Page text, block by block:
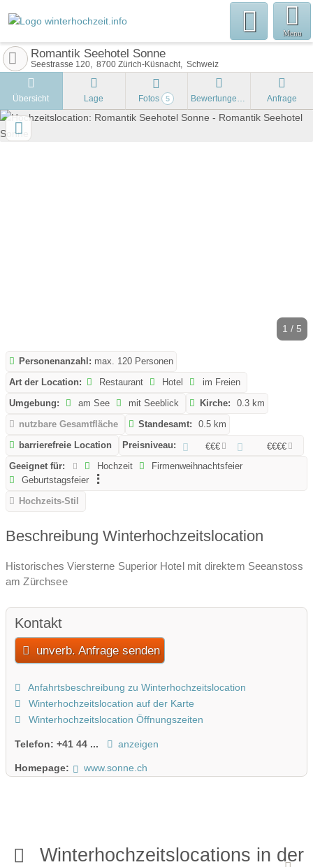
Menu
Romantik Seehotel Sonne
Seestrasse 120 8700 Zürich-Küsnacht Schweiz
Übersicht Lage Fotos 5 Bewertungen Anfrage
1 / 5
Personenanzahl: max. 120 Personen
Art der Location:
Restaurant Hotel
im Freien
Umgebung:
am See mit Seeblick Kirche:
0.3 km
nutzbare Gesamtfläche
Standesamt:
0.5 km
barrierefreie Location
Preisniveau: €€€
€€€€
Geeignet für:
Hochzeit
Firmenweihnachtsfeier
Geburtstagsfeier
Hochzeits-Stil
Beschreibung Winterhochzeitslocation
Historisches Viersterne Superior Hotel mit direktem Seeanstoss
am Zürchsee
Kontakt
unverb. Anfrage senden
Anfahrtsbeschreibung zu Winterhochzeitslocation
Winterhochzeitslocation auf der Karte
Winterhochzeitslocation Öffnungszeiten
Telefon: +41 44 ... anzeigen
Homepage: www.sonne.ch
Winterhochzeitslocations in der